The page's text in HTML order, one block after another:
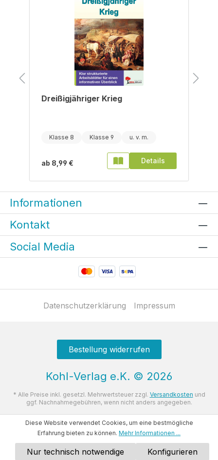
Dreißigjähriger Krieg
Klasse 8 Klasse 9
ab 8,99 € Details
Informationen
Kontakt
Social Media
Datenschutzerklärung Impressum
Bestellung widerrufen
Kohl-Verlag e.K. © 2026
* Alle Preise inkl. gesetzl. Mehrwertsteuer zzgl. Versandkosten und
ggf. Nachnahmegebühren, wenn nicht anders angegeben.
Diese Website verwendet Cookies, um eine bestmögliche
Erfahrung bieten zu können. Mehr Informationen ...
Nur technisch notwendige Konfigurieren